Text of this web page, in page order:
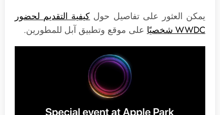
يمكن العثور على تفاصيل حول كيفية التقديم لحضور
WWDC شخصيًا
على موقع وتطبيق آبل للمطورين.